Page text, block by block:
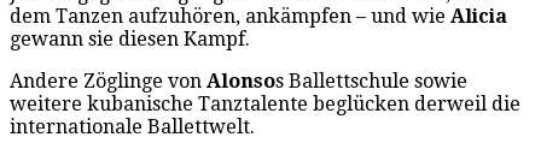
dem Tanzen aufzuhören, ankämpfen – und wie Alicia
gewann sie diesen Kampf.
Andere Zöglinge von Alonsos Ballettschule sowie
weitere kubanische Tanztalente beglücken derweil die
internationale Ballettwelt.